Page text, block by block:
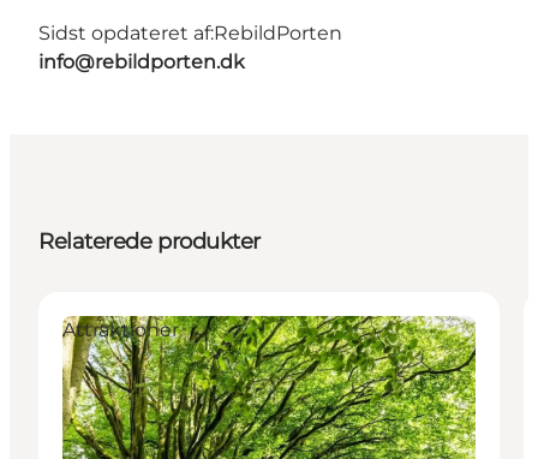
Sidst opdateret af:RebildPorten
info@rebildporten.dk
Relaterede produkter
Attraktioner